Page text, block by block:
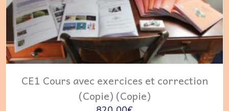
CE1 Cours avec exercices et correction
(Copie) (Copie)